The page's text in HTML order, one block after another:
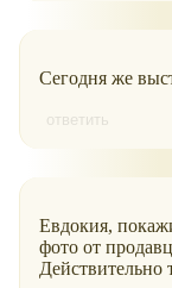
Сегодня же
ответить
Евдокия,
фото от
Действительно